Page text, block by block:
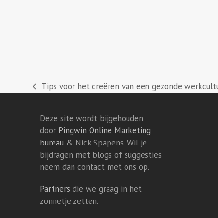
previous
Tips voor het creëren van een gezonde
Deze site wordt bijgehouden
door Pingwin Online Marketing
bureau & Nick Spapens. Wil je
bijdragen met blogs of suggesties
neem dan contact met ons op.
Partners die we graag in het
zonnetje zetten.